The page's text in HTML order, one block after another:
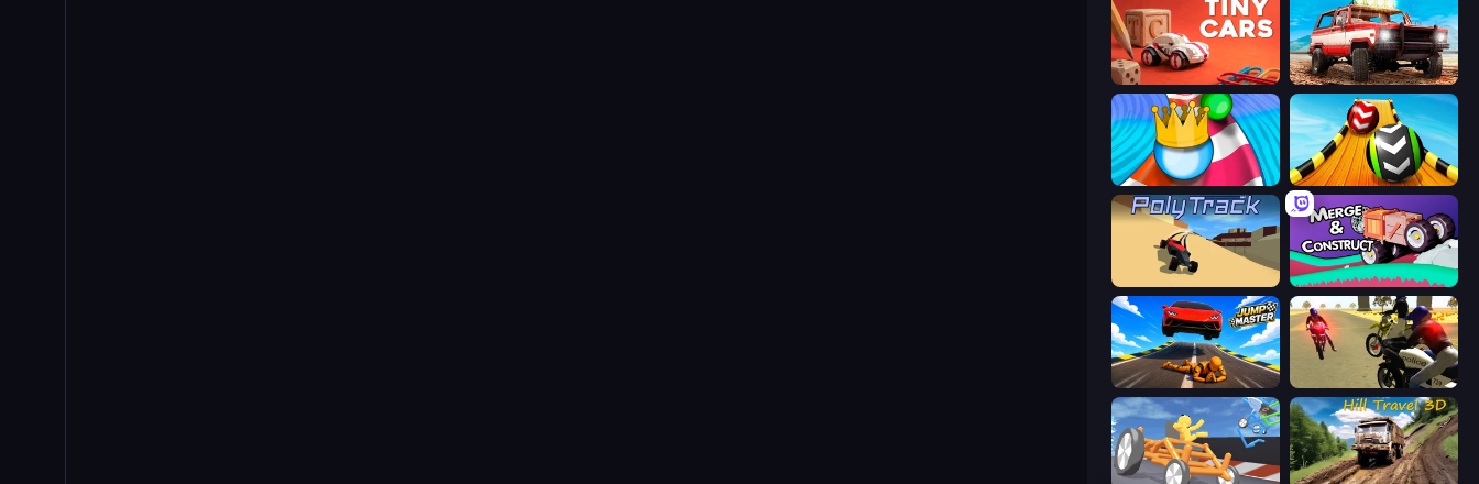
Tiny Cars Offroad Masters Challenge
Aquapark Balls Party Sky Balls 3D
Merge & Construct
Jump Master: Car Racing 3D Moto Simulator 2